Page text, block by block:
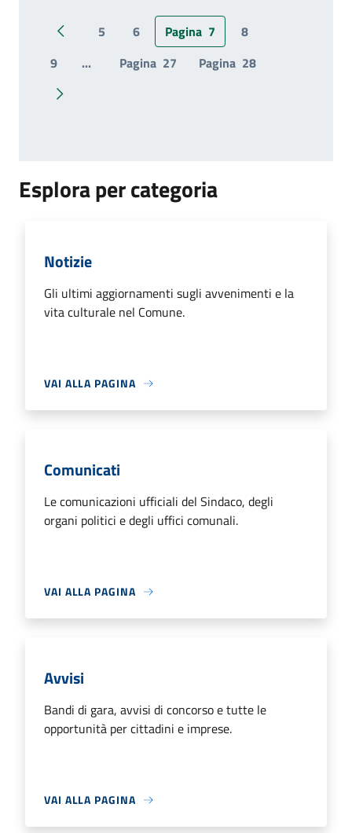
Pagina precedente
5 6 Pagina 7
8
9
... Pagina 27 Pagina 28
Pagina successiva
Esplora per categoria
Notizie
Gli ultimi aggiornamenti sugli avvenimenti e la
vita culturale nel Comune.
VAI ALLA PAGINA
Comunicati
Le comunicazioni ufficiali del Sindaco, degli
organi politici e degli uffici comunali.
VAI ALLA PAGINA
Avvisi
Bandi di gara, avvisi di concorso e tutte le
opportunità per cittadini e imprese.
VAI ALLA PAGINA